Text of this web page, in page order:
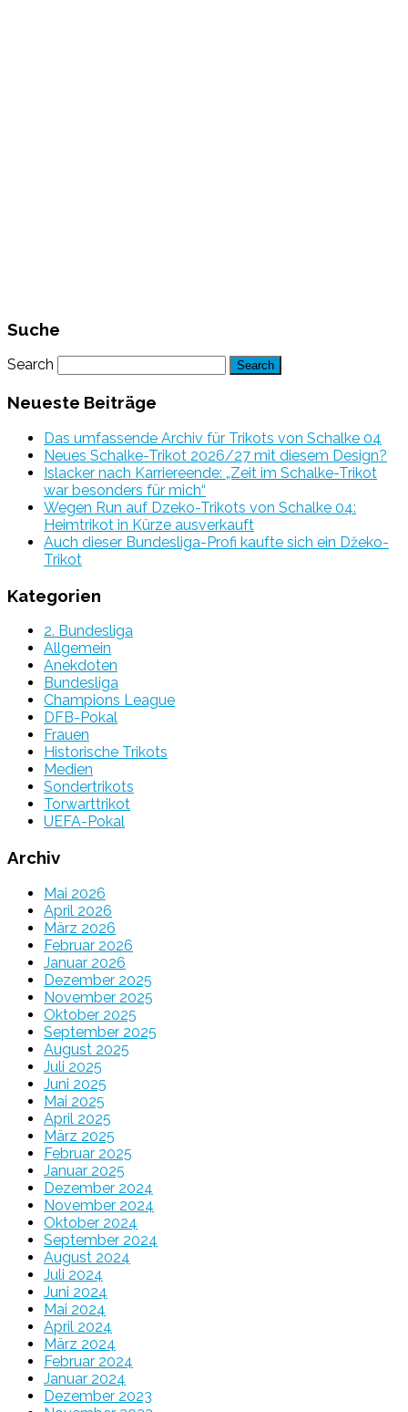
Suche
Search
Neueste Beiträge
Das umfassende Archiv für Trikots von Schalke 04
Neues Schalke-Trikot 2026/27 mit diesem Design?
Islacker nach Karriereende: „Zeit im Schalke-Trikot
war besonders für mich“
Wegen Run auf Dzeko-Trikots von Schalke 04:
Heimtrikot in Kürze ausverkauft
Auch dieser Bundesliga-Profi kaufte sich ein Džeko-
Trikot
Kategorien
2. Bundesliga
Allgemein
Anekdoten
Bundesliga
Champions League
DFB-Pokal
Frauen
Historische Trikots
Medien
Sondertrikots
Torwarttrikot
UEFA-Pokal
Archiv
Mai 2026
April 2026
März 2026
Februar 2026
Januar 2026
Dezember 2025
November 2025
Oktober 2025
September 2025
August 2025
Juli 2025
Juni 2025
Mai 2025
April 2025
März 2025
Februar 2025
Januar 2025
Dezember 2024
November 2024
Oktober 2024
September 2024
August 2024
Juli 2024
Juni 2024
Mai 2024
April 2024
März 2024
Februar 2024
Januar 2024
Dezember 2023